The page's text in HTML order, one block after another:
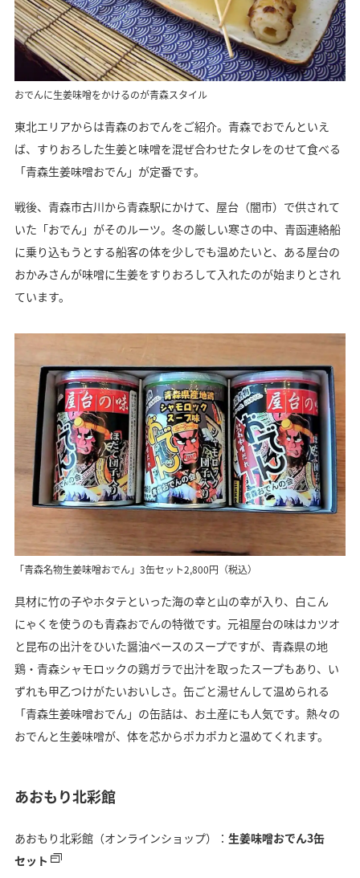
おでんに生姜味噌をかけるのが青森スタイル
東北エリアからは青森のおでんをご紹介。青森でおでんといえ
ば、すりおろした生姜と味噌を混ぜ合わせたタレをのせて食べる
「青森生姜味噌おでん」が定番です。
戦後、青森市古川から青森駅にかけて、屋台（闇市）で供されて
いた「おでん」がそのルーツ。冬の厳しい寒さの中、青函連絡船
に乗り込もうとする船客の体を少しでも温めたいと、ある屋台の
おかみさんが味噌に生姜をすりおろして入れたのが始まりとされ
ています。
「青森名物生姜味噌おでん」3缶セット2,800円（税込）
具材に竹の子やホタテといった海の幸と山の幸が入り、白こん
にゃくを使うのも青森おでんの特徴です。元祖屋台の味はカツオ
と昆布の出汁をひいた醤油ベースのスープですが、青森県の地
鶏・青森シャモロックの鶏ガラで出汁を取ったスープもあり、い
ずれも甲乙つけがたいおいしさ。缶ごと湯せんして温められる
「青森生姜味噌おでん」の缶詰は、お土産にも人気です。熱々の
おでんと生姜味噌が、体を芯からポカポカと温めてくれます。
あおもり北彩館
あおもり北彩館（オンラインショップ）： 生姜味噌おでん3缶
セット